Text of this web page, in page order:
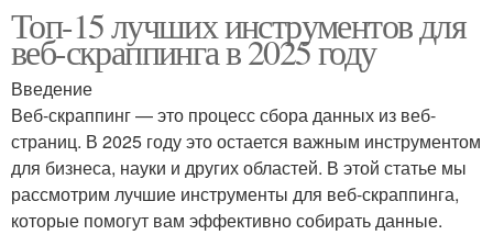
Топ-15 лучших инструментов для
веб-скраппинга в 2025 году
Введение
Веб-скраппинг — это процесс сбора данных из веб-
страниц. В 2025 году это остается важным инструментом
для бизнеса, науки и других областей. В этой статье мы
рассмотрим лучшие инструменты для веб-скраппинга,
которые помогут вам эффективно собирать данные.